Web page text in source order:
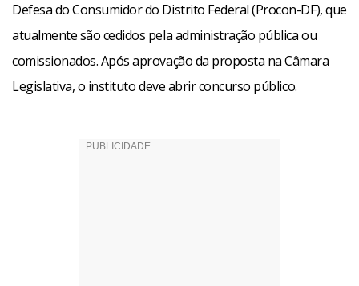
Defesa do Consumidor do Distrito Federal (Procon-DF), que
atualmente são cedidos pela administração pública ou
comissionados. Após aprovação da proposta na Câmara
Legislativa, o instituto deve abrir concurso público.